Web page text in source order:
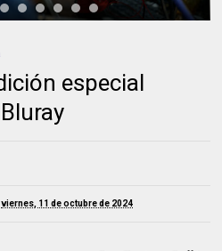
especial
viernes, 11 de octubre de 2024